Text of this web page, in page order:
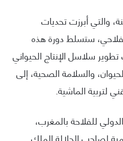
والتي أبرزت تحديات
ستسلط دورة هذه
سلاسل الإنتاج الحيواني
والسلامة الصحية، إلى
لتربية الماشية.
للفلاحة بالمغرب،